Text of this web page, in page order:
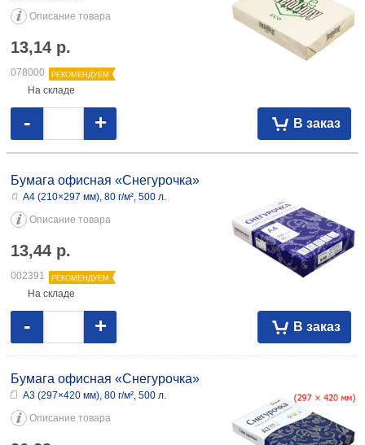
Описание товара
13,14 р.
078000 РЕКОМЕНДУЕМ
На складе
В заказ
- +
Бумага офисная «Снегурочка»
А4 (210×297 мм), 80 г/м², 500 л.
Описание товара
13,44 р.
002391 РЕКОМЕНДУЕМ
На складе
В заказ
- +
Бумага офисная «Снегурочка»
А3 (297×420 мм), 80 г/м², 500 л.
Описание товара